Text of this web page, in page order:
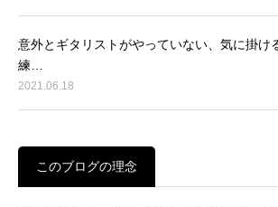
意外とギタリストがやっていない、気に掛け
練…
2021.06.18
このブログの理念